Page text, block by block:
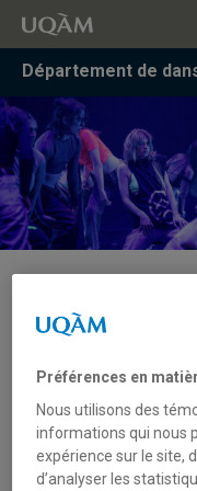
Accéder
recherche
Accéder
menu
pricipal
Accéder
zone
centrale
Département de
Bourse
Tembeck |
2023
Préférences en
Nous utilisons des
informations qui nous
expérience sur le site,
d’analyser les